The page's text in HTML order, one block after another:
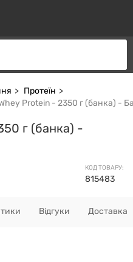
Протеїн
Protein - 2350 г (банка) -
г (банка) -
КОД ТОВАРУ:
815483
Відгуки Доставка